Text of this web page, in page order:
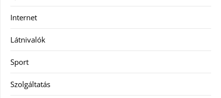
Internet
Látnivalók
Sport
Szolgáltatás